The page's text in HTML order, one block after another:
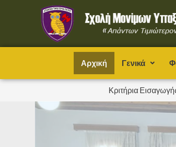
Αρχική Γενικά
Κριτήρια